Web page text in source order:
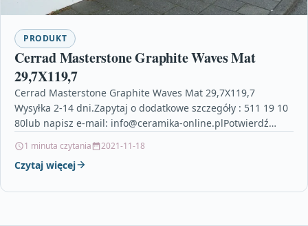
PRODUKT
Cerrad Masterstone Graphite Waves Mat
29,7X119,7
Cerrad Masterstone Graphite Waves Mat 29,7X119,7
Wysyłka 2-14 dni.Zapytaj o dodatkowe szczegóły : 511 19 10
80lub napisz e-mail: info@ceramika-online.plPotwierdź
1 minuta czytania 2021-11-18
Czytaj więcej